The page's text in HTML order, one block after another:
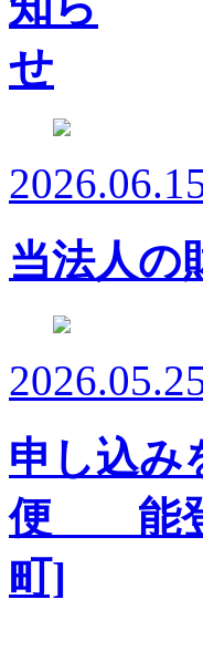
当法人の
申し込
便 能登
町]